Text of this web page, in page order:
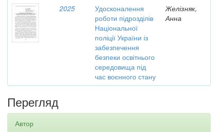
2025
Удосконалення
роботи підрозділів
Національної
поліції України із
забезпечення
безпеки освітнього
середовища під
час воєнного стану
Желізняк,
Анна
Перегляд
Автор